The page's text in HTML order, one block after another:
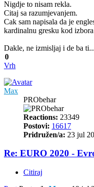
Nigdje to nisam rekla.
Citaj sa razumjevanjem.
Cak sam napisala da je
kardinalnu gresku kod
Dakle, ne izmisljaj i de ba
0
Vrh
Max
PRObehar
Reactions: 23349
Postovi: 16617
Pridružen/a: 23 jul
Re: EURO 2020 -
Citiraj